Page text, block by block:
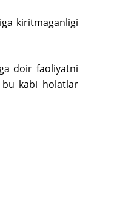
kiritmaganligi
doir faoliyatni
bu kabi holatlar